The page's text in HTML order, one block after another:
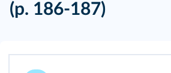
(p. 186-187)